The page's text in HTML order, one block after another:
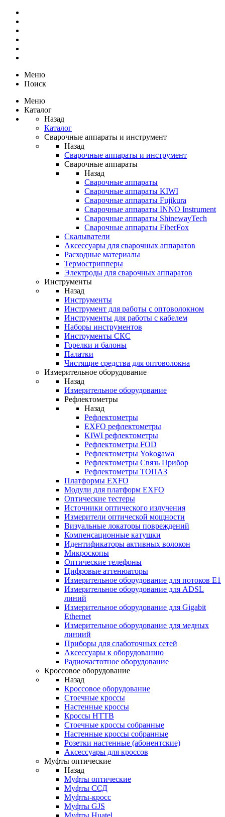
Меню
Поиск
Меню
Каталог
Назад
Каталог
Сварочные аппараты и инструмент
Назад
Сварочные аппараты и инструмент
Сварочные аппараты
Назад
Сварочные аппараты
Сварочные аппараты KIWI
Сварочные аппараты Fujikura
Сварочные аппараты INNO Instrument
Сварочные аппараты ShinewayTech
Cварочные аппараты FiberFox
Скалыватели
Аксессуары для сварочных аппаратов
Расходные материалы
Термострипперы
Электроды для сварочных аппаратов
Инструменты
Назад
Инструменты
Инструмент для работы с оптоволокном
Инструменты для работы с кабелем
Наборы инструментов
Инструменты СКС
Горелки и балоны
Палатки
Чистящие средства для оптоволокна
Измерительное оборудование
Назад
Измерительное оборудование
Рефлектометры
Назад
Рефлектометры
EXFO рефлектометры
KIWI рефлектометры
Рефлектометры FOD
Рефлектометры Yokogawa
Рефлектометры Связь Прибор
Рефлектометры ТОПАЗ
Платформы EXFO
Модули для платформ EXFO
Оптические тестеры
Источники оптического излучения
Измерители оптической мощности
Визуальные локаторы повреждений
Компенсационные катушки
Идентификаторы активных волокон
Микроскопы
Оптические телефоны
Цифровые аттенюаторы
Измерительное оборудование для потоков Е1
Измерительное оборудование для ADSL
линий
Измерительное оборудование для Gigabit
Ethernet
Измерительное оборудование для медных
линиий
Приборы для слаботочных сетей
Аксессуары к оборудованию
Радиочастотное оборудование
Кроссовое оборудование
Назад
Кроссовое оборудование
Стоечные кроссы
Настенные кроссы
Кроссы HTTB
Стоечные кроссы собранные
Настенные кроссы собранные
Розетки настенные (абонентские)
Аксессуары для кроссов
Муфты оптические
Назад
Муфты оптические
Муфты ССД
Муфты-кросс
Муфты GJS
Муфты Huatel